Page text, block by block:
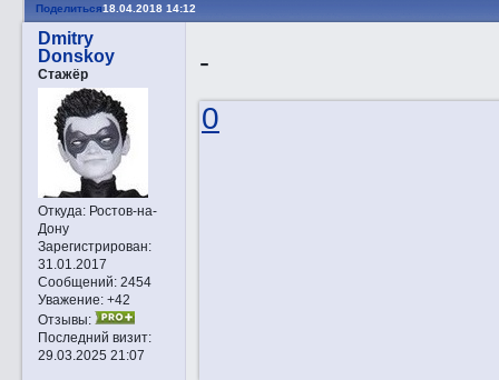
Поделиться18.04.2018 14:12
Dmitry
Donskoy
Стажёр
Откуда:Ростов-на-
Дону
Зарегистрирован:
31.01.2017
Сообщений:2454
Уважение: +42
Отзывы:
Последний визит:
29.03.2025 21:07
-
0